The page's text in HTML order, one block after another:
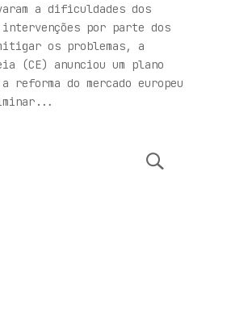
a dificuldades dos
intervenções por parte dos
os problemas, a
(CE) anunciou um plano
reforma do mercado europeu